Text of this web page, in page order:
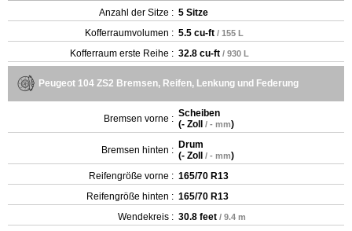
Anzahl der Sitze : 5 Sitze
Kofferraumvolumen : 5.5 cu-ft / 155 L
Kofferraum erste Reihe : 32.8 cu-ft / 930 L
Peugeot 104 ZS2 Bremsen, Reifen, Lenkung und Federung
Bremsen vorne : Scheiben
(- Zoll / - mm)
Bremsen hinten : Drum
(- Zoll / - mm)
Reifengröße vorne : 165/70 R13
Reifengröße hinten : 165/70 R13
Wendekreis : 30.8 feet / 9.4 m